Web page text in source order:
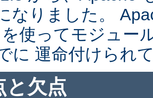
なりました。
使ってモジュー
に 運命付けられ
と欠点